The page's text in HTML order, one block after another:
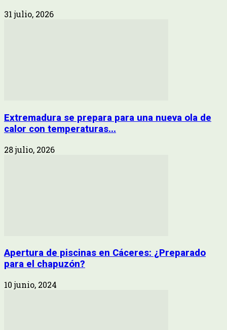
31 julio, 2026
Extremadura se prepara para una nueva ola de
calor con temperaturas...
28 julio, 2026
Apertura de piscinas en Cáceres: ¿Preparado
para el chapuzón?
10 junio, 2024